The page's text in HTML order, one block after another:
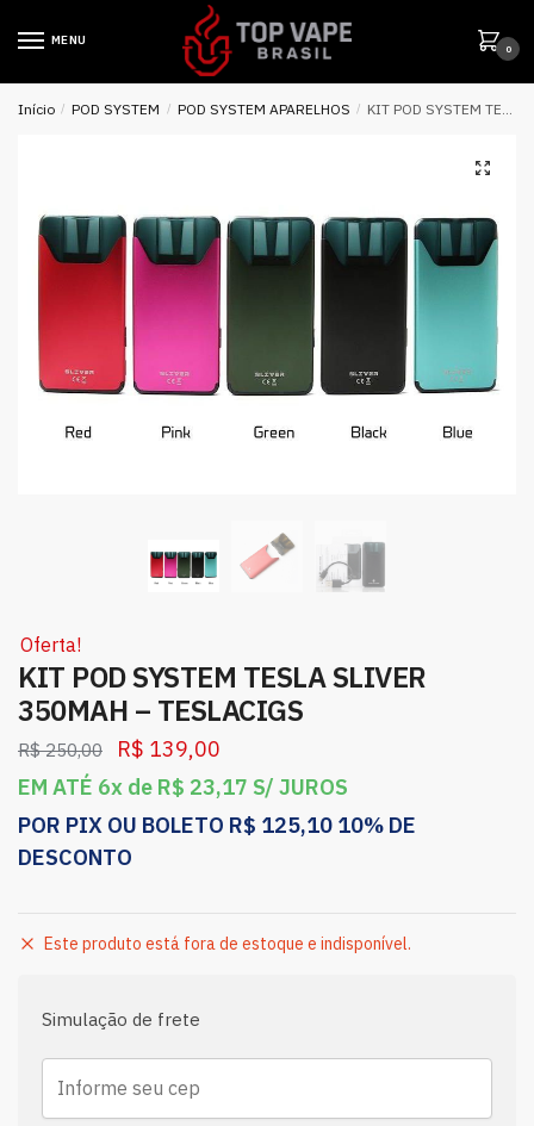
MENU
0
Início / POD SYSTEM / POD SYSTEM APARELHOS / KIT POD SYSTEM TESLA SLIVER 350MAH – TESLACIGS
Oferta!
KIT POD SYSTEM TESLA SLIVER
350MAH – TESLACIGS
R$250,00 R$ 139,00
EM ATÉ 6x de R$ 23,17 S/ JUROS
POR PIX OU BOLETO R$ 125,10 10% DE
DESCONTO
Este produto está fora de estoque e indisponível.
Simulação de frete